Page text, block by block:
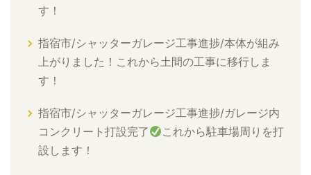
す！
指宿市/シャッターガレージ工事進捗/本体が組み
上がりました！これから土間の工事に移行しま
す！
指宿市/シャッターガレージ工事進捗/ガレージ内
コンクリート打設完了
これから駐車場周りを打
設します！